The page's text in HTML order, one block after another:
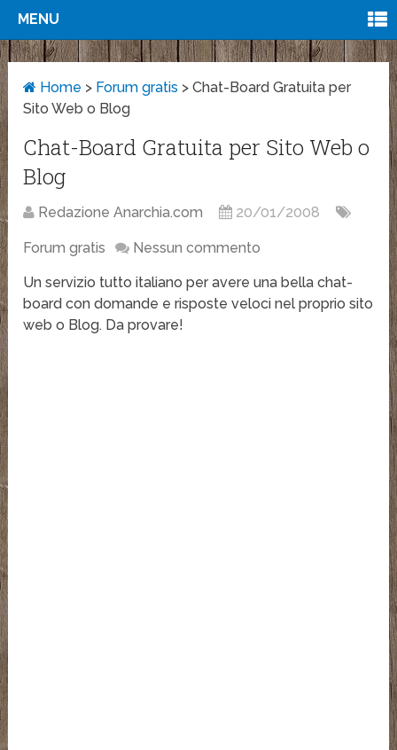
MENU
Home > Forum gratis >Chat-Board Gratuita per
Sito Web o Blog
Chat-Board Gratuita per Sito Web o
Blog
Redazione Anarchia.com 20/01/2008
Forum gratis Nessun commento
Un servizio tutto italiano per avere una bella chat-
board con domande e risposte veloci nel proprio sito
web o Blog. Da provare!